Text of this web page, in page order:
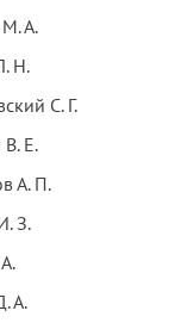
М. А.
Н.
С. Г.
В. Е.
А. П.
З.
А.